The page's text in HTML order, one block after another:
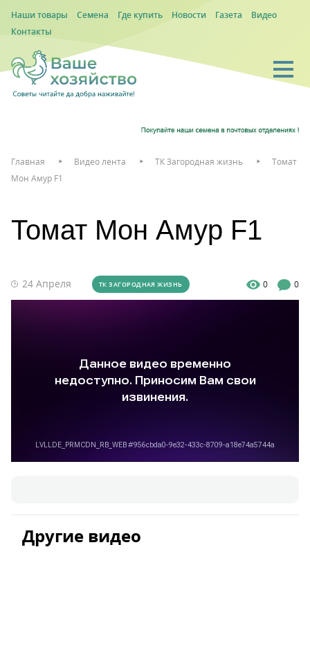
Наши товары Семена Где купить Новости Газета
Видео
Контакты
Главная Видео лента ТК Загородная жизнь
Томат
Мон Амур F1
Томат Мон Амур F1
24 Апреля ТК ЗАГОРОДНАЯ ЖИЗНЬ 0 0
Другие видео